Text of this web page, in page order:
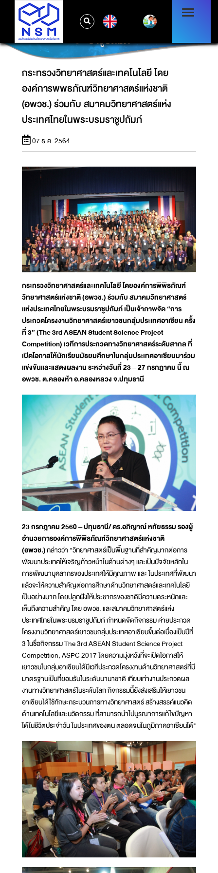
กระทรวงวิทยาศาสตร์และเทคโนโลยี โดยองค์การ
พิพิธภัณฑ์วิทยาศาสตร์แห่งชาติ (อพวช.) ร่วมกับ
สมาคมวิทยาศาสตร์แห่งประเทศไทยในพระบรม
ราชูปถัมภ์
กระทรวงวิทยาศาสตร์และเทคโนโลยี โดย
องค์การพิพิธภัณฑ์วิทยาศาสตร์แห่งชาติ
(อพวช.) ร่วมกับ สมาคมวิทยาศาสตร์แห่ง
ประเทศไทยในพระบรมราชูปถัมภ์
07 ธ.ค. 2564
กระทรวงวิทยาศาสตร์และเทคโนโลยี โดยองค์การพิพิธภัณฑ์
วิทยาศาสตร์แห่งชาติ (อพวช.) ร่วมกับ สมาคมวิทยาศาสตร์
แห่งประเทศไทยในพระบรมราชูปถัมภ์ เป็นเจ้าภาพจัด “การ
ประกวดโครงงานวิทยาศาสตร์เยาวชนกลุ่มประเทศอาเซียน ครั้ง
ที่ 3” (The 3rd ASEAN Student Science Project
Competition) เวทีการประกวดทางวิทยาศาสตร์ระดับสากล ที่
เปิดโอกาสให้นักเรียนมัธยมศึกษาในกลุ่มประเทศอาเซียนมาร่วม
แข่งขันและแสดงผลงาน ระหว่างวันที่ 23 – 27 กรกฎาคม นี้ ณ
อพวช. ต.คลองห้า อ.คลองหลวง จ.ปทุมธานี
23 กรกฎาคม 2560 – ปทุมธานี/ ดร.อภิญาณ์ หทัยธรรม รองผู้
อำนวยการองค์การพิพิธภัณฑ์วิทยาศาสตร์แห่งชาติ
(อพวช.)กล่าวว่า "วิทยาศาสตร์เป็นพื้นฐานที่สำคัญมากต่อการ
พัฒนาประเทศให้เจริญก้าวหน้าในด้านต่างๆ และเป็นปัจจัยหลักใน
การพัฒนาบุคลากรของประเทศให้มีคุณภาพ และ ในประเทศที่พัฒนา
แล้วจะให้ความสำคัญต่อการศึกษาด้านวิทยาศาสตร์และเทคโนโลยี
เป็นอย่างมาก โดยปลูกฝังให้ประชากรของชาติมีความตระหนักและ
เห็นถึงความสำคัญ โดย อพวช. และสมาคมวิทยาศาสตร์แห่ง
ประเทศไทยในพระบรมราชูปถัมภ์ กำหนดจัดกิจกรรม ค่ายประกวด
โครงงานวิทยาศาสตร์เยาวชนกลุ่มประเทศอาเซียนขึ้นต่อเนื่องเป็นปีที่
3 ในชื่อกิจกรรม The 3rd ASEAN Student Science Project
Competition, ASPC 2017 โดยความมุ่งหวังที่จะเปิดโอกาสให้
เยาวชนในกลุ่มอาเซียนได้มีเวทีประกวดโครงงานด้านวิทยาศาสตร์ที่มี
มาตรฐานเป็นที่ยอมรับในระดับนานาชาติ เทียบเท่างานประกวดผล
งานทางวิทยาศาสตร์ในระดับโลก กิจกรรมนี้ยังส่งเสริมให้เยาวชน
อาเซียนได้ใช้ทักษะกระบวนการทางวิทยาศาสตร์ สร้างสรรค์แนวคิด
ด้านเทคโนโลยีและนวัตกรรม ที่สามารถนำไปบูรณาการแก้ไขปัญหา
ได้ในชีวิตประจำวัน ในประเทศของตน ตลอดจนในภูมิภาคอาเซียนได้"